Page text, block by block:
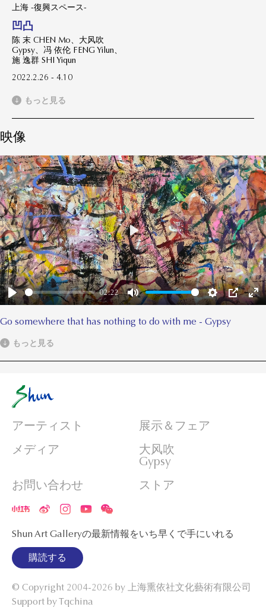
上海 -復興スペース-
凹凸
陈 末 CHEN Mo、大风吹
Gypsy、冯 依伦 FENG Yilun、
施 逸群 SHI Yiqun
2022.2.26 - 4.10
もっと見る
映像
Play
02:22
Mute SettingsPIP
Play
Go somewhere that has nothing to do with me - Gypsy
もっと見る
アーティスト
展示＆フェア
メディア
大风吹
Gypsy
お問い合わせ
ストア
Shun Art Galleryの最新情報をいち早くで手にいれる
購読する
© Copyright 2004-2026 by 上海熏依社文化藝術有限公司
Support by Tqchina